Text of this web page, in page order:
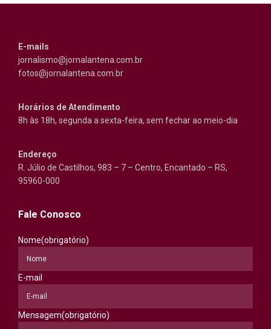
E-mails
jornalismo@jornalantena.com.br
fotos@jornalantena.com.br
Horários de Atendimento
8h às 18h, segunda a sexta-feira, sem fechar ao meio-dia
Endereço
R. Júlio de Castilhos, 983 – 7 – Centro, Encantado – RS,
95960-000
Fale Conosco
Nome(obrigatório)
E-mail
Mensagem(obrigatório)